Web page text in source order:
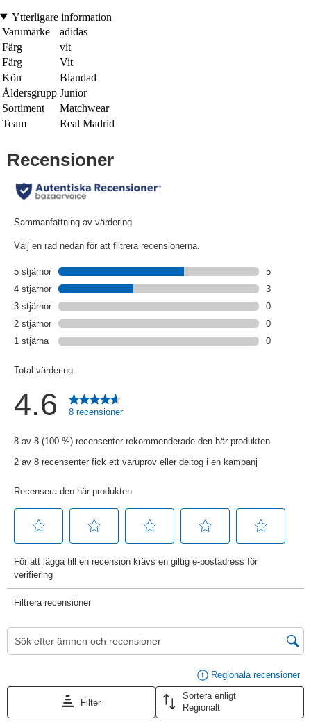
Ytterligare information
Varumärke
adidas
Färg
vit
Färg
Vit
Kön
Blandad
Åldersgrupp Junior
Sortiment
Matchwear
Team
Real Madrid